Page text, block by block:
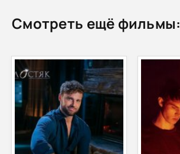
Смотреть ещё фильмы: